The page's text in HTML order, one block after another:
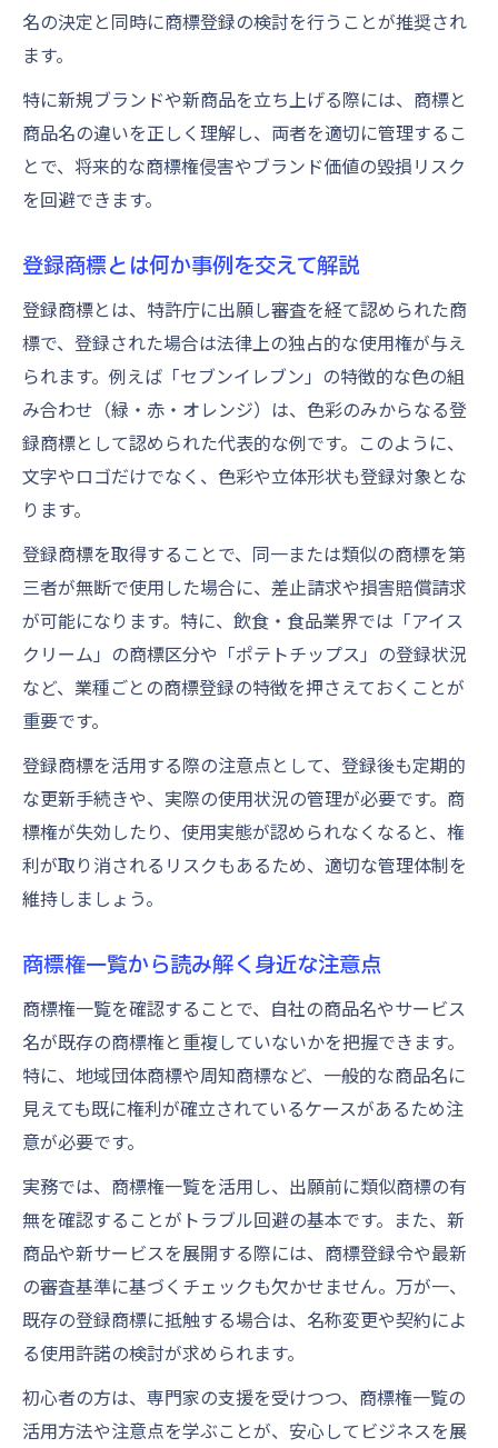
名の決定と同時に商標登録の検討を行うことが推奨され
ます。
特に新規ブランドや新商品を立ち上げる際には、商標と
商品名の違いを正しく理解し、両者を適切に管理するこ
とで、将来的な商標権侵害やブランド価値の毀損リスク
を回避できます。
登録商標とは何か事例を交えて解説
登録商標とは、特許庁に出願し審査を経て認められた商
標で、登録された場合は法律上の独占的な使用権が与え
られます。例えば「セブンイレブン」の特徴的な色の組
み合わせ（緑・赤・オレンジ）は、色彩のみからなる登
録商標として認められた代表的な例です。このように、
文字やロゴだけでなく、色彩や立体形状も登録対象とな
ります。
登録商標を取得することで、同一または類似の商標を第
三者が無断で使用した場合に、差止請求や損害賠償請求
が可能になります。特に、飲食・食品業界では「アイス
クリーム」の商標区分や「ポテトチップス」の登録状況
など、業種ごとの商標登録の特徴を押さえておくことが
重要です。
登録商標を活用する際の注意点として、登録後も定期的
な更新手続きや、実際の使用状況の管理が必要です。商
標権が失効したり、使用実態が認められなくなると、権
利が取り消されるリスクもあるため、適切な管理体制を
維持しましょう。
商標権一覧から読み解く身近な注意点
商標権一覧を確認することで、自社の商品名やサービス
名が既存の商標権と重複していないかを把握できます。
特に、地域団体商標や周知商標など、一般的な商品名に
見えても既に権利が確立されているケースがあるため注
意が必要です。
実務では、商標権一覧を活用し、出願前に類似商標の有
無を確認することがトラブル回避の基本です。また、新
商品や新サービスを展開する際には、商標登録令や最新
の審査基準に基づくチェックも欠かせません。万が一、
既存の登録商標に抵触する場合は、名称変更や契約によ
る使用許諾の検討が求められます。
初心者の方は、専門家の支援を受けつつ、商標権一覧の
活用方法や注意点を学ぶことが、安心してビジネスを展